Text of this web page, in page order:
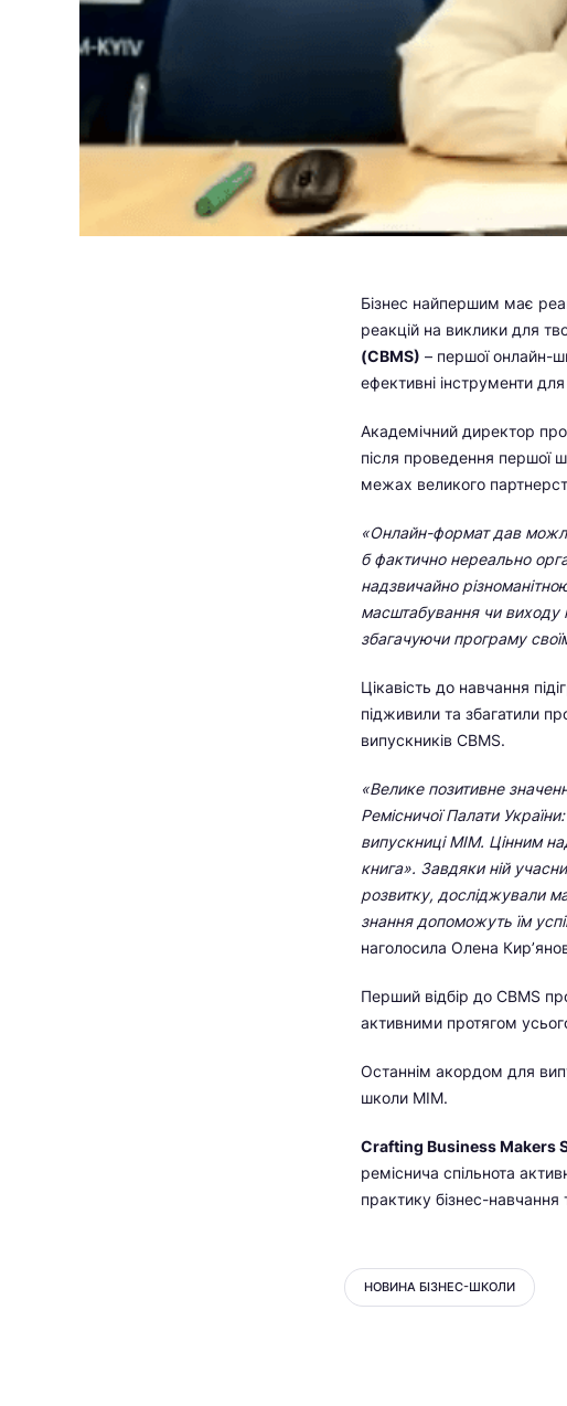
Бізнес найпершим має
реакцій на виклики для
(CBMS) – першої онлайн-
ефективні інструменти
Академічний директор
після проведення першої
межах великого
«Онлайн-формат дав
б фактично нереально
надзвичайно
масштабування чи виходу
збагачуючи програму
Цікавість до навчання
підживили та збагатили
випускників CBMS.
«Велике позитивне
Ремісничої Палати України:
випускниці МІМ. Цінним
книга». Завдяки ній
розвитку, досліджували
знання допоможуть їм
наголосила Олена
Перший відбір до CBMS
активними протягом
Останнім акордом для
школи МІМ.
Crafting Business Makers
реміснича спільнота
практику бізнес-навчання
НОВИНА БІЗНЕС-ШКОЛИ